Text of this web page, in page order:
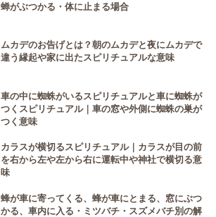
蝉がぶつかる・体に止まる場合
ムカデのお告げとは？朝のムカデと夜にムカデで
違う縁起や家に出たスピリチュアルな意味
車の中に蜘蛛がいるスピリチュアルと車に蜘蛛が
つくスピリチュアル｜車の窓や外側に蜘蛛の巣が
つく意味
カラスが横切るスピリチュアル｜カラスが目の前
を右から左や左から右に運転中や神社で横切る意
味
蜂が車に寄ってくる、蜂が車にとまる、窓にぶつ
かる、車内に入る・ミツバチ・スズメバチ別の解